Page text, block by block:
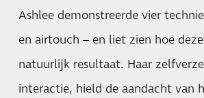
Ashlee demonstreerde vier
en airtouch – en liet zien hoe
natuurlijk resultaat. Haar
interactie, hield de aandacht van